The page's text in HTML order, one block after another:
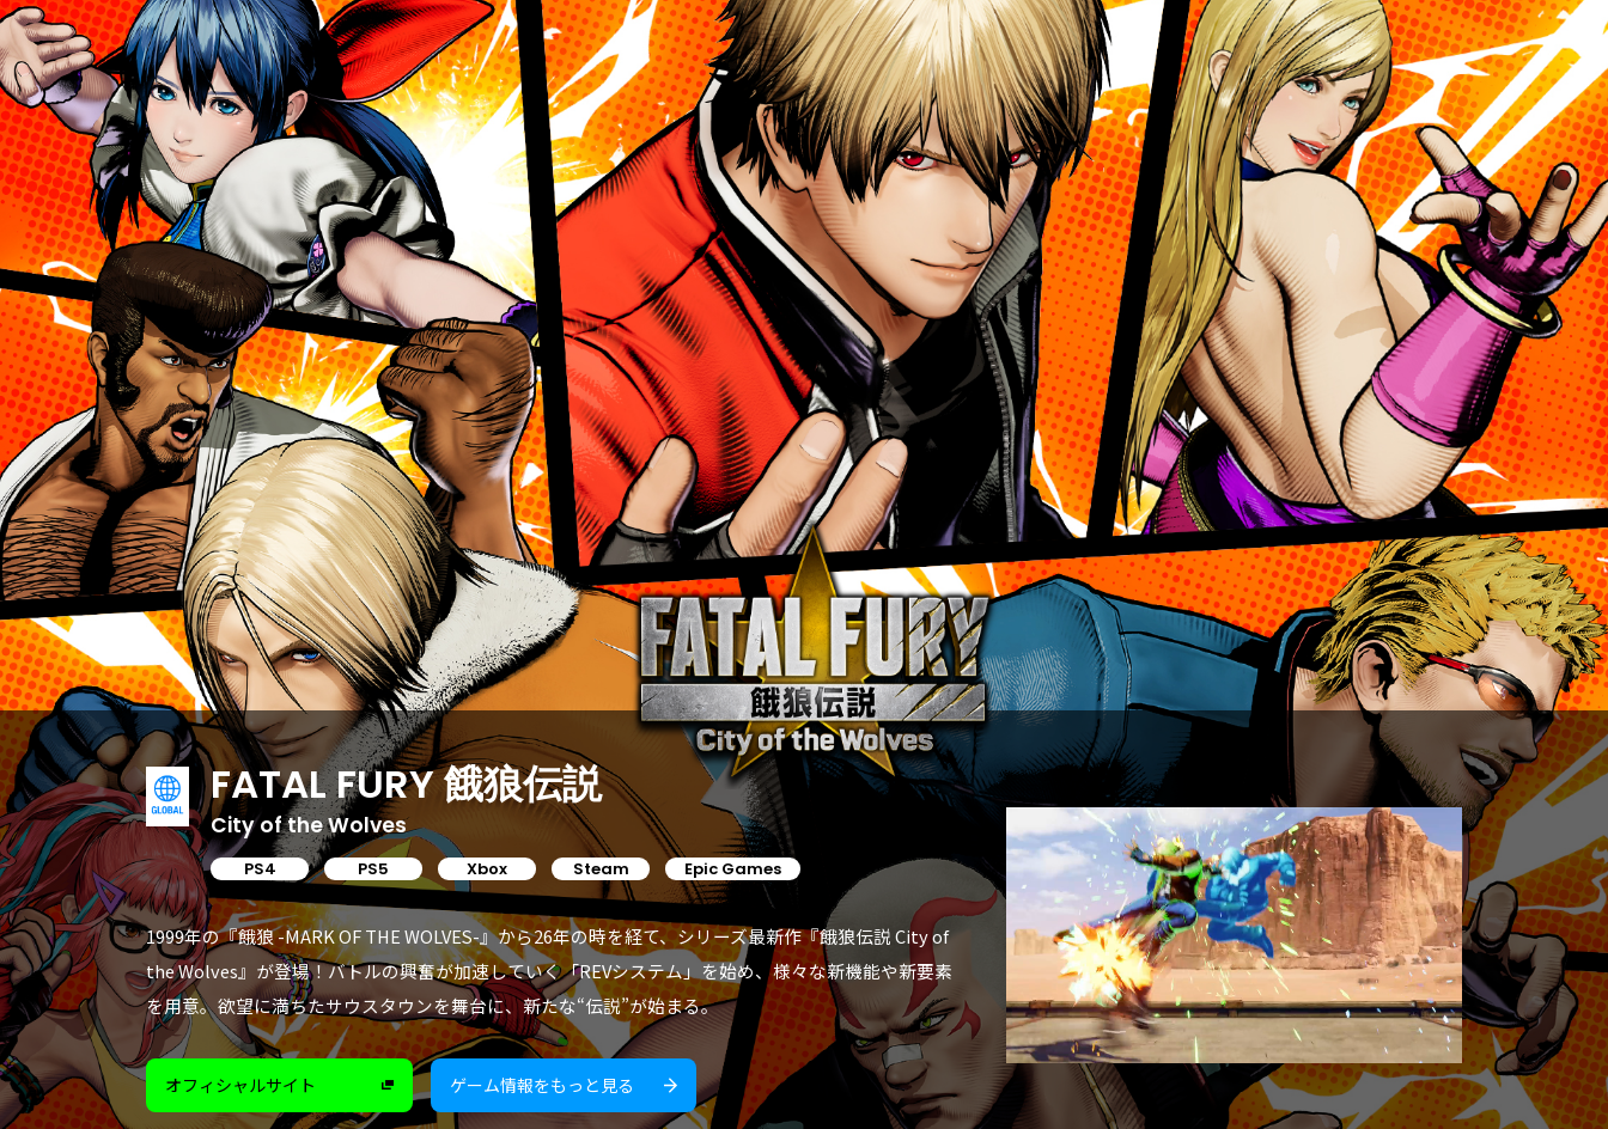
FATAL FURY 餓狼伝説
City of the Wolves
PS4 PS5 Xbox Steam Epic Games
1999年の『餓狼 -MARK OF THE WOLVES-』から26年の時を経て、シリーズ最新作『餓狼伝説 City of
the Wolves』が登場！バトルの興奮が加速していく「REVシステム」を始め、様々な新機能や新要素
を用意。欲望に満ちたサウスタウンを舞台に、新たな“伝説”が始まる。
オフィシャルサイト ゲーム情報をもっと見る